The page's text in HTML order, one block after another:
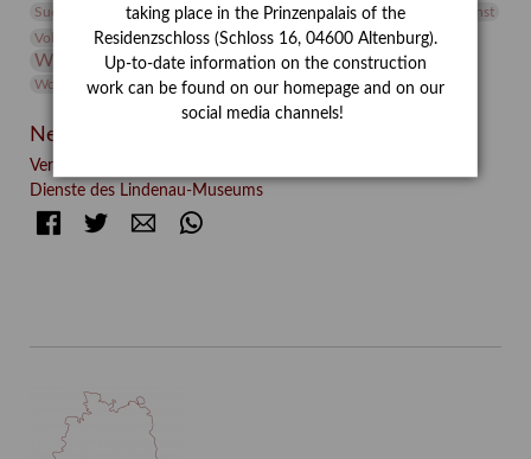
Suermondt-Ludwig-Museum
Vermittlung Video
Videokunst
Volontariat
Walter Rheiner Weihnachten Werefkin
Werkbetrachtung Winter Wissenschaft
Wolf and Dog
Wolf und Hund
Zirkuswoche
Neueste Beiträge
Verschenkt, verkauft, vergessen? – Kunstdetektivinnen im
Dienste des Lindenau-Museums
FacebookTwitter E-mail
taking place in the Prinzenpalais of the
Residenzschloss (Schloss 16, 04600 Altenburg).
Up-to-date information on the construction
work can be found on our homepage and on our
social media channels!